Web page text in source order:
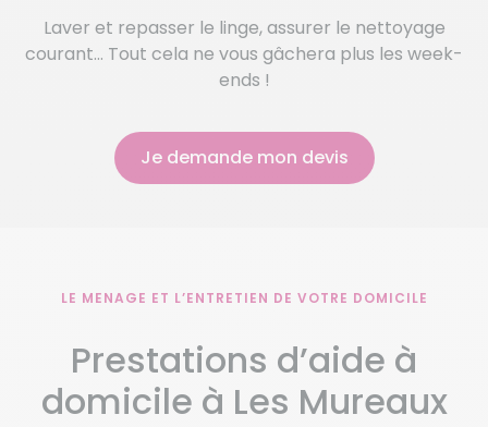
Laver et repasser le linge, assurer le nettoyage
courant… Tout cela ne vous gâchera plus les week-
ends !
Je demande mon devis
LE MENAGE ET L’ENTRETIEN DE VOTRE DOMICILE
Prestations d’aide à
domicile à Les Mureaux